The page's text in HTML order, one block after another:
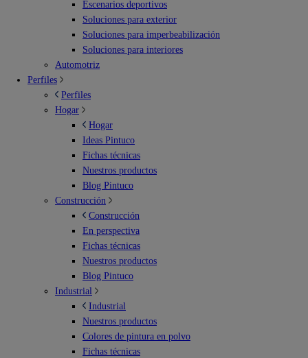
Escenarios deportivos
Soluciones para exterior
Soluciones para imperbeabilización
Soluciones para interiores
Automotriz
Perfiles
Perfiles
Hogar
Hogar
Ideas Pintuco
Fichas técnicas
Nuestros productos
Blog Pintuco
Construcción
Construcción
En perspectiva
Fichas técnicas
Nuestros productos
Blog Pintuco
Industrial
Industrial
Nuestros productos
Colores de pintura en polvo
Fichas técnicas